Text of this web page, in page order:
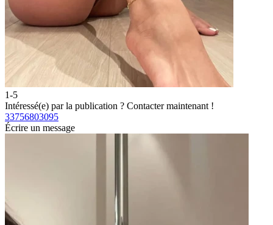
1-5
Intéressé(e) par la publication ? Contacter maintenant !
33756803095
Écrire un message